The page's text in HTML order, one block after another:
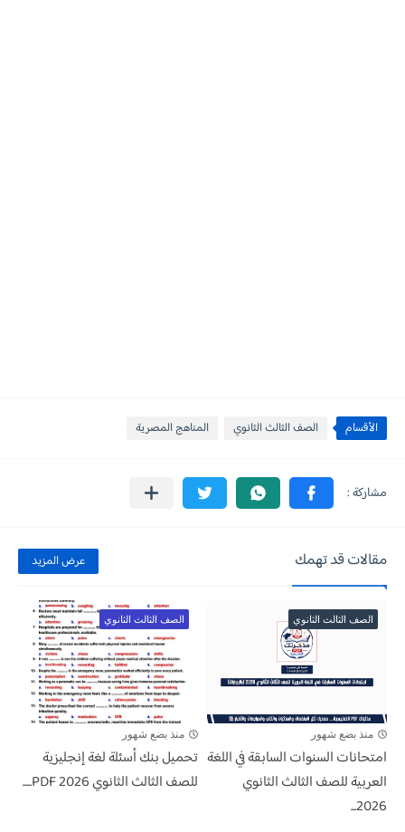
الأقسام الصف الثالث الثانوي المناهج المصرية
مقالات قد تهمك عرض المزيد
الصف الثالث الثانوي
منذ بضع شهور
امتحانات السنوات السابقة في اللغة
العربية للصف الثالث الثانوي
2026...
الصف الثالث الثانوي
منذ بضع شهور
تحميل بنك أسئلة لغة إنجليزية
للصف الثالث الثانوي 2026 PDF.....